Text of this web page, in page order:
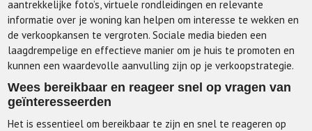
aantrekkelijke foto’s, virtuele rondleidingen en relevante
informatie over je woning kan helpen om interesse te wekken en
de verkoopkansen te vergroten. Sociale media bieden een
laagdrempelige en effectieve manier om je huis te promoten en
kunnen een waardevolle aanvulling zijn op je verkoopstrategie.
Wees bereikbaar en reageer snel op vragen van
geïnteresseerden
Het is essentieel om bereikbaar te zijn en snel te reageren op